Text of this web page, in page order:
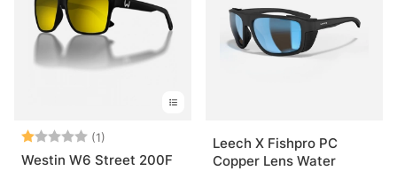
Betyg: (1)
1.0 utav 5 stjärnor
Westin W6 Street 200F
Leech X Fishpro PC
Copper Lens Water